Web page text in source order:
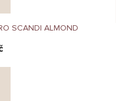
SCANDI ALMOND